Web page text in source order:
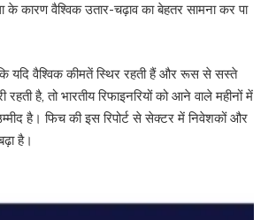
के कारण वैश्विक उतार-चढ़ाव का बेहतर सामना कर पा
कि यदि वैश्विक कीमतें स्थिर रहती हैं और रूस से सस्ते
रहती है, तो भारतीय रिफाइनरियों को आने वाले महीनों में
है। फिच की इस रिपोर्ट से सेक्टर में निवेशकों और
है।